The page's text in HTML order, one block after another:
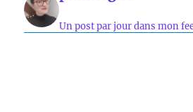
Un post par jour dans mon